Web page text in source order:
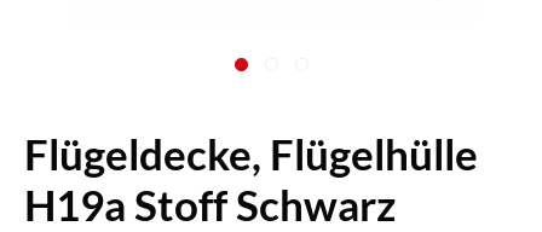
Flügeldecke, Flügelhülle
H19a Stoff Schwarz